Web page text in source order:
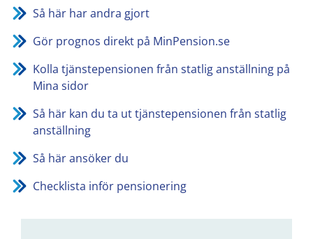
Så här har andra gjort
Gör prognos direkt på MinPension.se
Kolla tjänstepensionen från statlig anställning på
Mina sidor
Så här kan du ta ut tjänstepensionen från statlig
anställning
Så här ansöker du
Checklista inför pensionering